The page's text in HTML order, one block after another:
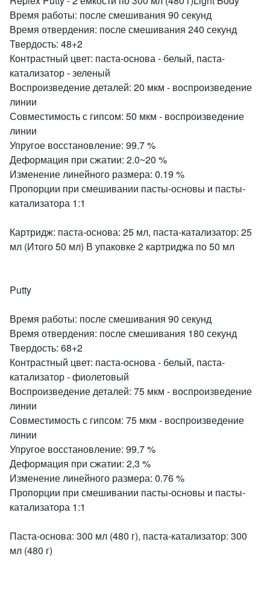
Время работы: после смешивания 90 секунд
Время отвердения: после смешивания 240 секунд
Твердость: 48+2
Контрастный цвет: паста-основа - белый, паста-
катализатор - зеленый
Воспроизведение деталей: 20 мкм - воспроизведение
линии
Совместимость с гипсом: 50 мкм - воспроизведение
линии
Упругое восстановление: 99.7 %
Деформация при сжатии: 2.0~20 %
Изменение линейного размера: 0.19 %
Пропорции при смешивании пасты-основы и пасты-
катализатора 1:1
Картридж: паста-основа: 25 мл, паста-катализатор: 25
мл (Итого 50 мл) В упаковке 2 картриджа по 50 мл
Putty
Время работы: после смешивания 90 секунд
Время отвердения: после смешивания 180 секунд
Твердость: 68+2
Контрастный цвет: паста-основа - белый, паста-
катализатор - фиолетовый
Воспроизведение деталей: 75 мкм - воспроизведение
линии
Совместимость с гипсом: 75 мкм - воспроизведение
линии
Упругое восстановление: 99.7 %
Деформация при сжатии: 2,3 %
Изменение линейного размера: 0.76 %
Пропорции при смешивании пасты-основы и пасты-
катализатора 1:1
Паста-основа: 300 мл (480 г), паста-катализатор: 300
мл (480 г)